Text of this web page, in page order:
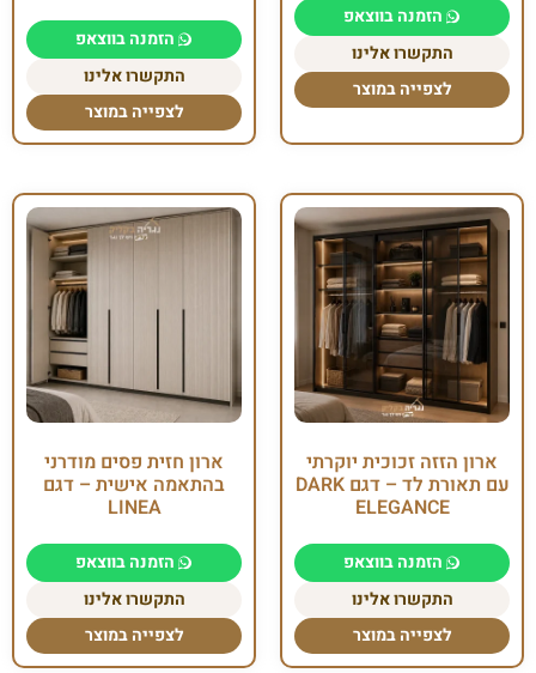
הזמנה בווצאפ
התקשרו אלינו
לצפייה במוצר
הזמנה בווצאפ
התקשרו אלינו
לצפייה במוצר
ארון הזזה זכוכית יוקרתי
עם תאורת לד – דגם DARK
ELEGANCE
הזמנה בווצאפ
התקשרו אלינו
לצפייה במוצר
ארון חזית פסים מודרני
בהתאמה אישית – דגם
LINEA
הזמנה בווצאפ
התקשרו אלינו
לצפייה במוצר